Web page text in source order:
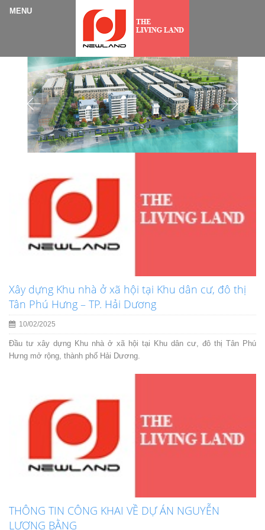
Xây dựng Khu nhà ở xã hội tại Khu dân cư, đô thị
Tân Phú Hưng – TP. Hải Dương
10/02/2025
Đầu tư xây dựng Khu nhà ở xã hội tại Khu dân cư, đô thị Tân Phú
Hưng mở rộng, thành phố Hải Dương.
THÔNG TIN CÔNG KHAI VỀ DỰ ÁN NGUYỄN
LƯƠNG BẰNG